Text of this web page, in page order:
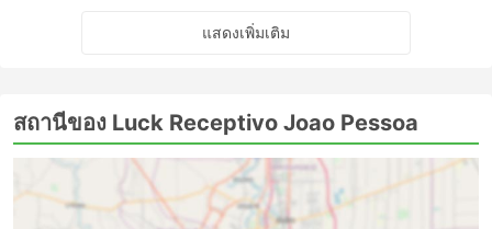
แสดงเพิ่มเติม
สถานีของ Luck Receptivo Joao Pessoa